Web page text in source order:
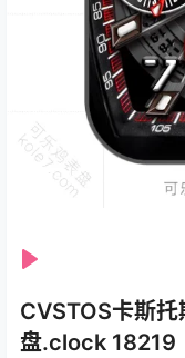
CVSTOS卡斯
盘.clock 18219